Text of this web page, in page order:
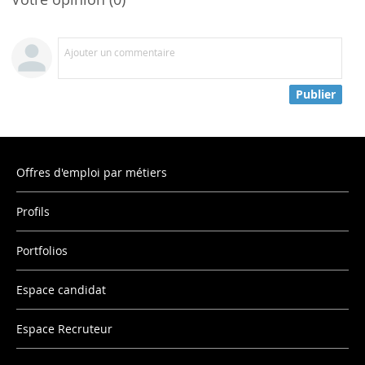
Ajouter un commentaire
Publier
Offres d'emploi par métiers
Profils
Portfolios
Espace candidat
Espace Recruteur